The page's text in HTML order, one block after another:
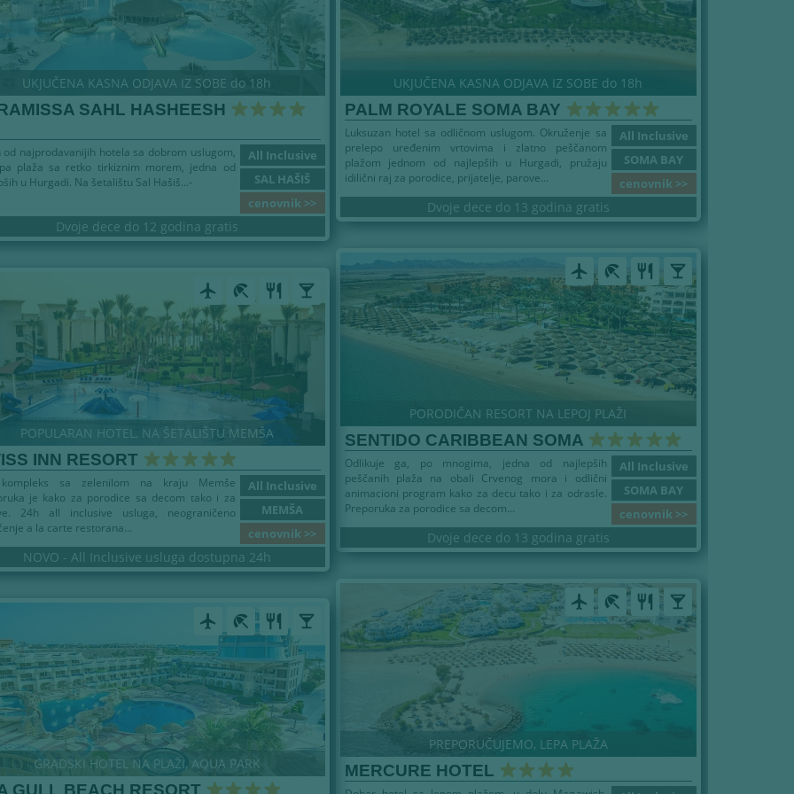
UKJUČENA KASNA ODJAVA IZ SOBE do 18h
SAHL HASHEESH
All Inclusive
SAL HAŠIŠ
cenovnik >>
od najprodavanijih hotela sa dobrom uslugom,
plaža sa retko tirkiznim morem, jedna od
u Hurgadi. Na šetalištu Sal Hašiš...-
Dvoje dece do 12 godina gratis
UKJUČENA KASNA ODJAVA IZ SOBE do 18h
PALM ROYALE SOMA BAY
All Inclusive
SOMA BAY
cenovnik >>
Luksuzan hotel sa odličnom uslugom. Okruženje sa
prelepo uređenim vrtovima i zlatno peščanom
plažom jednom od najlepših u Hurgadi, pružaju
idilični raj za porodice, prijatelje, parove...
Dvoje dece do 13 godina gratis
airplanemode_active beach_access restaurant local_bar
PORODIČAN RESORT NA LEPOJ PLAŽI
SENTIDO CARIBBEAN SOMA
All Inclusive
SOMA BAY
cenovnik >>
Odlikuje ga, po mnogima, jedna od najlepših
peščanih plaža na obali Crvenog mora i odlični
animacioni program kako za decu tako i za odrasle.
Preporuka za porodice sa decom...
Dvoje dece do 13 godina gratis
airplanemode_active beach_access restaurant local_bar
POPULARAN HOTEL, NA ŠETALIŠTU MEMŠA
INN RESORT
All Inclusive
MEMŠA
cenovnik >>
sa zelenilom na kraju Memše
je kako za porodice sa decom tako i za
24h all inclusive usluga, neograničeno
a la carte restorana...
NOVO - All Inclusive usluga dostupna 24h
airplanemode_active beach_access restaurant local_bar
PREPORUČUJEMO, LEPA PLAŽA
MERCURE HOTEL
airplanemode_active beach_access restaurant local_bar
GRADSKI HOTEL NA PLAŽI, AQUA PARK
GULL BEACH RESORT